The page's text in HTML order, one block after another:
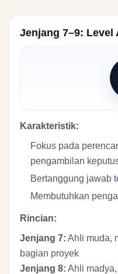
Jenjang 7–9: Level
Karakteristik:
Fokus pada
pengambilan
Bertanggung jawab
Membutuhkan
Rincian:
Jenjang 7: Ahli muda,
bagian proyek
Jenjang 8: Ahli